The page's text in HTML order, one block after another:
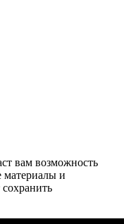
вам возможность
материалы и